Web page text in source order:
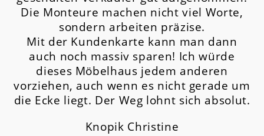
Die Monteure machen nicht viel Worte,
sondern arbeiten präzise.
Mit der Kundenkarte kann man dann
auch noch massiv sparen! Ich würde
dieses Möbelhaus jedem anderen
vorziehen, auch wenn es nicht gerade um
die Ecke liegt. Der Weg lohnt sich absolut.
Knopik Christine